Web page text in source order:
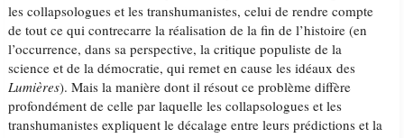
les collapsologues et les transhumanistes, celui de rendre compte
de tout ce qui contrecarre la réalisation de la fin de l’histoire (en
l’occurrence, dans sa perspective, la critique populiste de la
science et de la démocratie, qui remet en cause les idéaux des
Lumières). Mais la manière dont il résout ce problème diffère
profondément de celle par laquelle les collapsologues et les
transhumanistes expliquent le décalage entre leurs prédictions et la